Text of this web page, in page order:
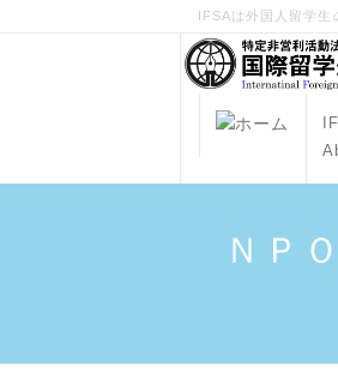
IFSAは外国人留学生
ＮＰ